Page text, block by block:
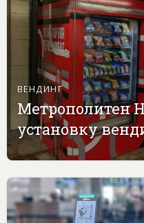
ВЕНДИНГ
Метрополитен
установку